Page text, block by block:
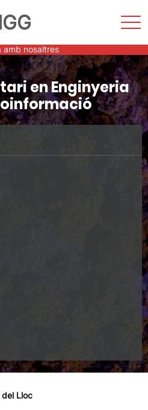
amb nosaltres
en Enginyeria
del Lloc